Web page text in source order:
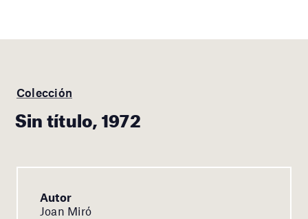
Colección
Sin título, 1972
Autor
Joan Miró